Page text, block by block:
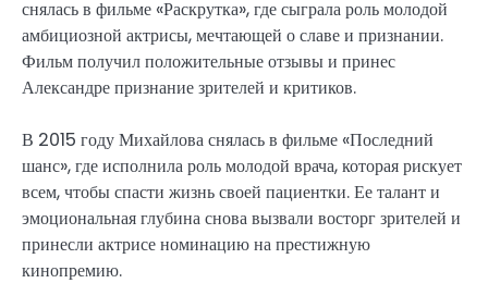
снялась в фильме «Раскрутка», где сыграла роль молодой
амбициозной актрисы, мечтающей о славе и признании.
Фильм получил положительные отзывы и принес
Александре признание зрителей и критиков.
В 2015 году Михайлова снялась в фильме «Последний
шанс», где исполнила роль молодой врача, которая рискует
всем, чтобы спасти жизнь своей пациентки. Ее талант и
эмоциональная глубина снова вызвали восторг зрителей и
принесли актрисе номинацию на престижную
кинопремию.